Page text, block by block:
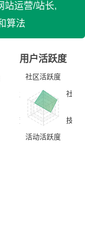
站运营/站长,
算法
用户活跃度